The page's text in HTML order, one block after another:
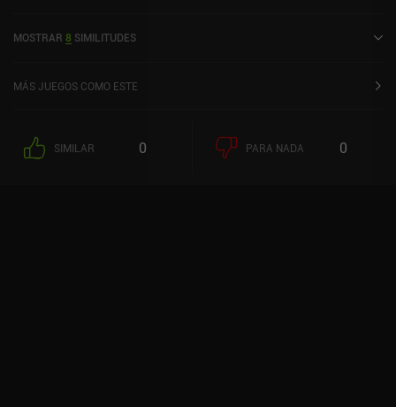
valoración actual de 4,5 sobre 5,0 en Google Play y de 4,8 sobre 5,0
MOSTRAR 8 SIMILITUDES
MÁS JUEGOS COMO ESTE
SIMILAR 0 PARA NADA 0